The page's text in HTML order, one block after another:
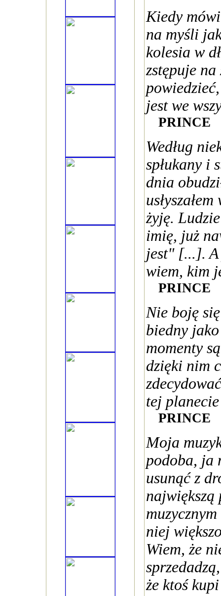
Kiedy
na myśli
kolesia w
zstępuje
jest we
PRINCE
Według
spłukany i
dnia
żyję.
imię, już
jest" [...].
wiem, kim
PRINCE
Nie boję
biedny
momenty
dzięki nim
tej
PRINCE
Moja
podoba, ja
usunąć z
największą
niej
Wiem, że
że ktoś